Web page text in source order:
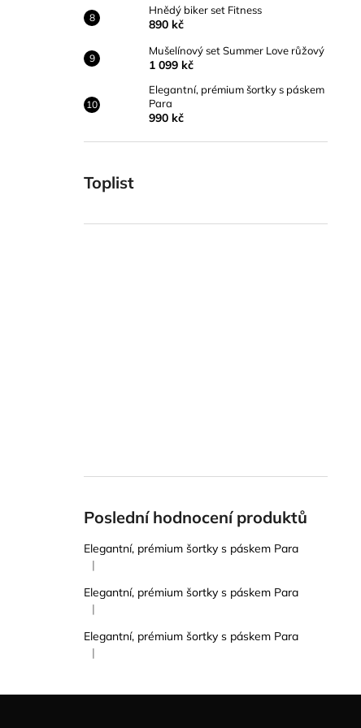
Hnědý biker set Fitness
890 kč
Mušelínový set Summer Love růžový
1 099 kč
Elegantní, prémium šortky s páskem
Para
990 kč
Toplist
Poslední hodnocení produktů
Elegantní, prémium šortky s páskem Para
Hodnocení produktu je 5 z 5 hvězdiček.
|
Elegantní, prémium šortky s páskem Para
Hodnocení produktu je 5 z 5 hvězdiček.
|
Elegantní, prémium šortky s páskem Para
Hodnocení produktu je 5 z 5 hvězdiček.
|